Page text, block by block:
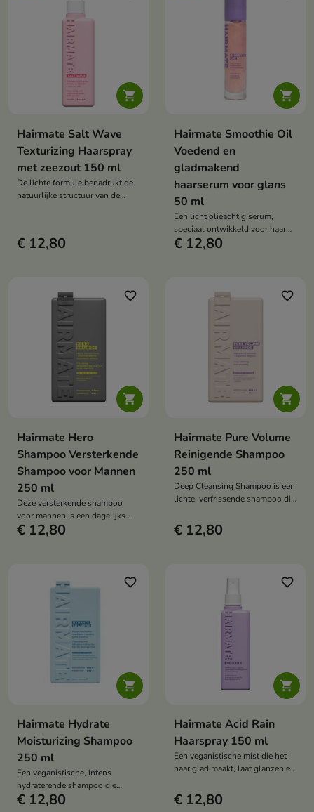

Hairmate Salt Wave
Texturizing Haarspray
met zeezout 150 ml
De lichte formule benadrukt de
natuurlijke structuur van de
€ 12,80

Hairmate Smoothie Oil
Voedend en
gladmakend
haarserum voor glans
50 ml
Een licht olieachtig serum,
speciaal ontwikkeld voor haar
dat gladmakend, voedend en
€ 12,80

favorite_border
Hairmate Hero
Shampoo Versterkende
Shampoo voor Mannen
250 ml
Deze versterkende shampoo
voor mannen is een dagelijks
verzorgingsproduct voor haar en
gehydrateerd en gezond.
€ 12,80

favorite_border
Hairmate Pure Volume
Reinigende Shampoo
250 ml
Deep Cleansing Shampoo is een
lichte, verfrissende shampoo die
het haar vanaf de wortels lift en
zichtbaar volume geeft. Het haar
€ 12,80

favorite_border
Hairmate Hydrate
Moisturizing Shampoo
250 ml
Een veganistische, intens
hydraterende shampoo die
droog en si haar reinigt, glad
€ 12,80

favorite_border
Hairmate Acid Rain
Haarspray 150 ml
Een veganistische mist die het
haar glad maakt, laat glanzen en
ontwart, hydrateert en maakt het
haar zacht en luchtig zonder het
€ 12,80